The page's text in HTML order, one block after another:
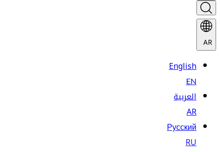
AR
English
EN
العربية
AR
Русский
RU